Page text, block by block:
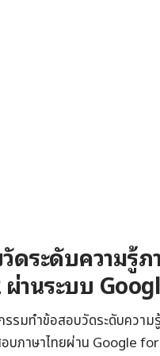
ดระดับความรู้ภ
ผ่านระบบ
รมทำข้อสอบวัดระดับควา
บภาษาไทยผ่าน Google